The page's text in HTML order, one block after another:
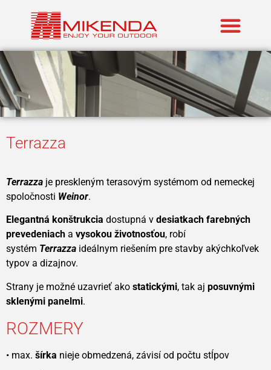
Terrazza
Terrazza je preskleným terasovým systémom od nemeckej
spoločnosti Weinor.
Elegantná konštrukcia dostupná v desiatkach farebných
prevedeniach a vysokou životnosťou, robí
systém Terrazza ideálnym riešením pre stavby akýchkoľvek
typov a dizajnov.
Strany je možné uzavrieť ako statickými, tak aj posuvnými
sklenými panelmi.
ROZMERY
• max. šírka nieje obmedzená, závisí od počtu stĺpov